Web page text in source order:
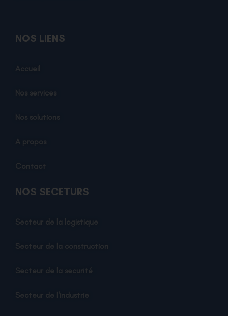
NOS LIENS
Accueil
Nos services
Nos solutions
A propos
Contact
NOS SECETURS
Secteur de la logistique
Secteur de la construction
Secteur de la securité
Secteur de l'industrie